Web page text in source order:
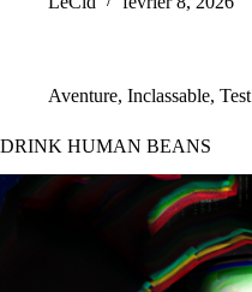
Aventure, Inclassable, Test
DRINK HUMAN BEANS